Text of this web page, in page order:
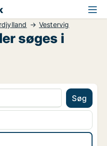
Vestervig
søges i
Søg